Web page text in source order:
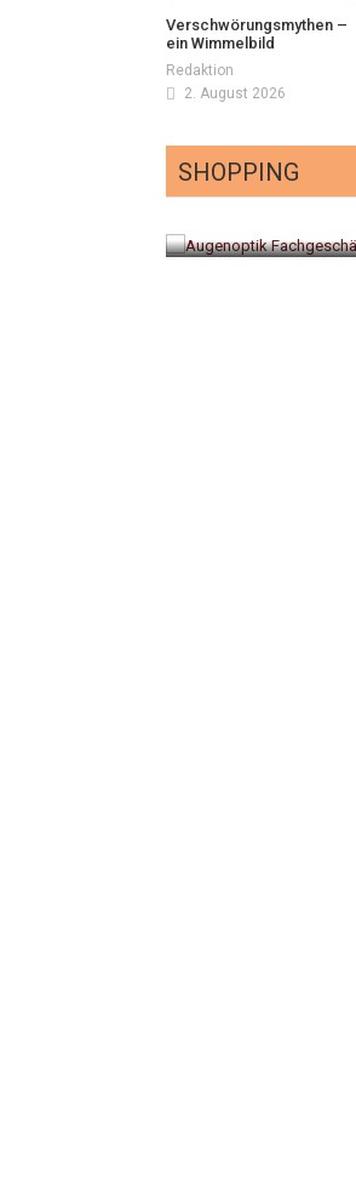
Verschwörungsmythen –
ein Wimmelbild
Redaktion
2. August 2026
SHOPPING